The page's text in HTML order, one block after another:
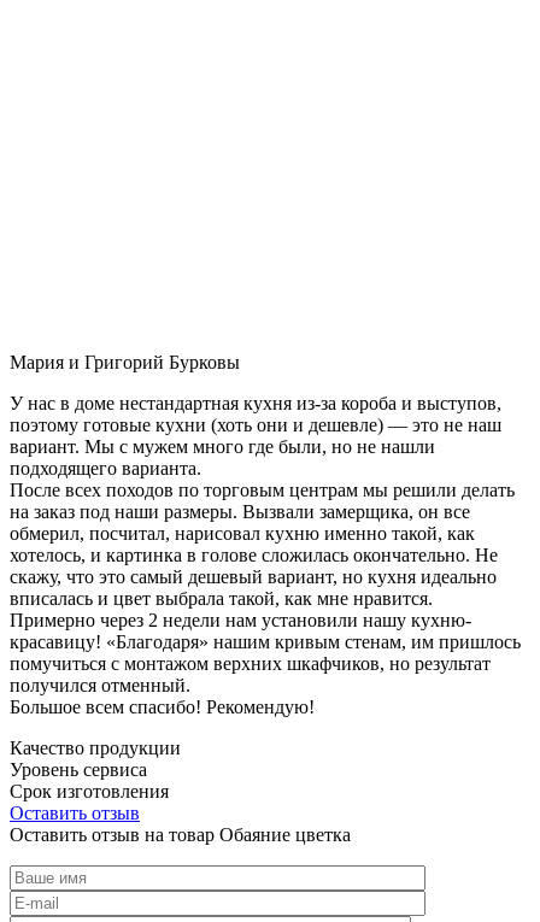
Мария и Григорий Бурковы
У нас в доме нестандартная кухня из-за короба и выступов,
поэтому готовые кухни (хоть они и дешевле) — это не наш
вариант. Мы с мужем много где были, но не нашли
подходящего варианта.
После всех походов по торговым центрам мы решили делать
на заказ под наши размеры. Вызвали замерщика, он все
обмерил, посчитал, нарисовал кухню именно такой, как
хотелось, и картинка в голове сложилась окончательно. Не
скажу, что это самый дешевый вариант, но кухня идеально
вписалась и цвет выбрала такой, как мне нравится.
Примерно через 2 недели нам установили нашу кухню-
красавицу! «Благодаря» нашим кривым стенам, им пришлось
помучиться с монтажом верхних шкафчиков, но результат
получился отменный.
Большое всем спасибо! Рекомендую!
Качество продукции
Уровень сервиса
Срок изготовления
Оставить отзыв
Оставить отзыв на товар Обаяние цветка